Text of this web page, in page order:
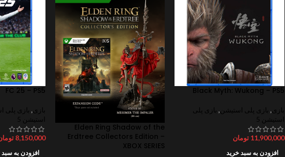
Black Myth: Wukong – PS5
بازی, بازی پلی استیشن , بازی پلی
استیشن 5
11,900,000 تومان
افزودن به سبد خرید
Elden Ring Shadow of the
Erdtree Collectors Edition –
XBOX SERIES
FC 25 – PS5
بازی, بازی پلی
استیشن 5
8,150,000
افزودن به